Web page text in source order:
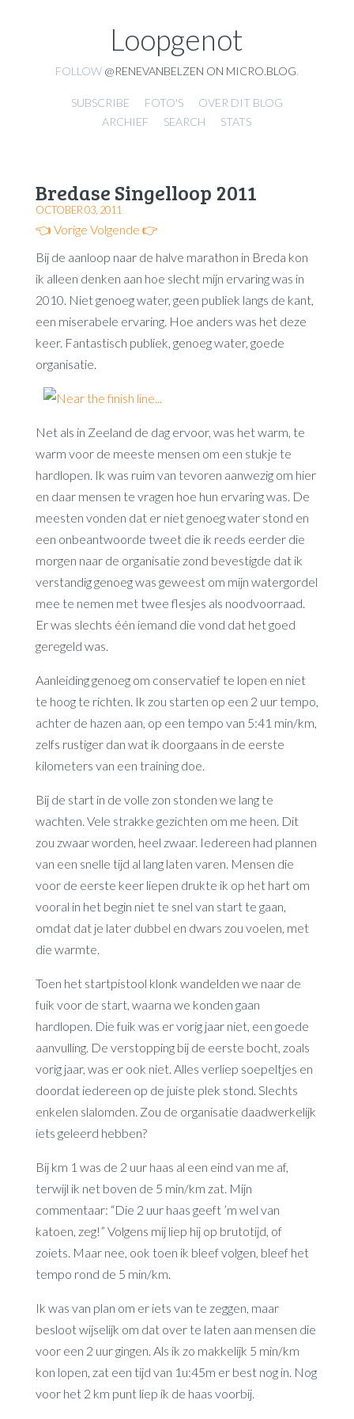
Loopgenot
FOLLOW @RENEVANBELZEN ON MICRO.BLOG
SUBSCRIBE FOTO'S
OVER DIT BLOG
ARCHIEF
SEARCH STATS
Bredase Singelloop 2011
OCTOBER 03, 2011
👈 Vorige Volgende 👉
Bij de aanloop naar de halve marathon in Breda kon
ik alleen denken aan hoe slecht mijn ervaring was in
2010. Niet genoeg water, geen publiek langs de kant,
een miserabele ervaring. Hoe anders was het deze
keer. Fantastisch publiek, genoeg water, goede
organisatie.
Net als in Zeeland de dag ervoor, was het warm, te
warm voor de meeste mensen om een stukje te
hardlopen. Ik was ruim van tevoren aanwezig om hier
en daar mensen te vragen hoe hun ervaring was. De
meesten vonden dat er niet genoeg water stond en
een onbeantwoorde tweet die ik reeds eerder die
morgen naar de organisatie zond bevestigde dat ik
verstandig genoeg was geweest om mijn watergordel
mee te nemen met twee flesjes als noodvoorraad.
Er was slechts één iemand die vond dat het goed
geregeld was.
Aanleiding genoeg om conservatief te lopen en niet
te hoog te richten. Ik zou starten op een 2 uur tempo,
achter de hazen aan, op een tempo van 5:41 min/km,
zelfs rustiger dan wat ik doorgaans in de eerste
kilometers van een training doe.
Bij de start in de volle zon stonden we lang te
wachten. Vele strakke gezichten om me heen. Dit
zou zwaar worden, heel zwaar. Iedereen had plannen
van een snelle tijd al lang laten varen. Mensen die
voor de eerste keer liepen drukte ik op het hart om
vooral in het begin niet te snel van start te gaan,
omdat dat je later dubbel en dwars zou voelen, met
die warmte.
Toen het startpistool klonk wandelden we naar de
fuik voor de start, waarna we konden gaan
hardlopen. Die fuik was er vorig jaar niet, een goede
aanvulling. De verstopping bij de eerste bocht, zoals
vorig jaar, was er ook niet. Alles verliep soepeltjes en
doordat iedereen op de juiste plek stond. Slechts
enkelen slalomden. Zou de organisatie daadwerkelijk
iets geleerd hebben?
Bij km 1 was de 2 uur haas al een eind van me af,
terwijl ik net boven de 5 min/km zat. Mijn
commentaar: “Die 2 uur haas geeft ’m wel van
katoen, zeg!” Volgens mij liep hij op brutotijd, of
zoiets. Maar nee, ook toen ik bleef volgen, bleef het
tempo rond de 5 min/km.
Ik was van plan om er iets van te zeggen, maar
besloot wijselijk om dat over te laten aan mensen die
voor een 2 uur gingen. Als ik zo makkelijk 5 min/km
kon lopen, zat een tijd van 1u:45m er best nog in. Nog
voor het 2 km punt liep ik de haas voorbij.